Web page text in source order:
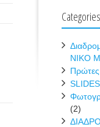
Categories
ΝΙΚΟ
SLIDES
(2)